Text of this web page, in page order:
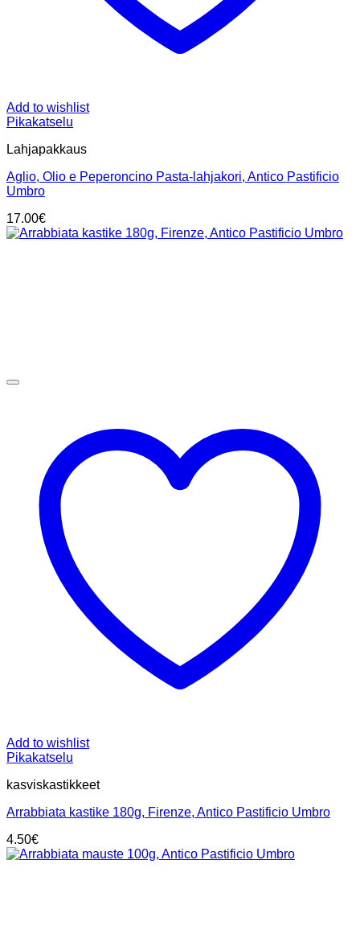
Add to wishlist
Pikakatselu
Lahjapakkaus
Aglio, Olio e Peperoncino Pasta-lahjakori, Antico Pastificio
Umbro
17.00€
Add to wishlist
Pikakatselu
kasviskastikkeet
Arrabbiata kastike 180g, Firenze, Antico Pastificio Umbro
4.50€